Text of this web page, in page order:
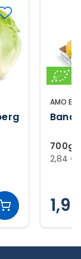
AMO
700g
2,84 €